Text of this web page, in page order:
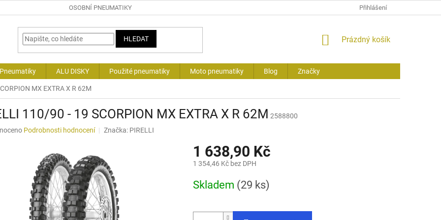
OSOBNÍ PNEUMATIKY Přihlášení
HLEDAT
NÁKUPNÍ
Prázdný košík
ALU DISKY Použité pneumatiky Moto pneumatiky Blog Značky
MX EXTRA X R 62M
110/90 - 19 SCORPION MX EXTRA X R 62M 2588800
Podrobnosti hodnocení Značka: PIRELLI
1 638,90 Kč
1 354,46 Kč bez DPH
cena:
Skladem (29 ks)